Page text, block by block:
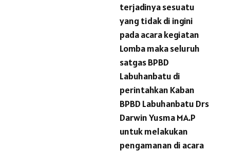
terjadinya sesuatu
yang tidak di ingini
pada acara kegiatan
Lomba maka seluruh
satgas BPBD
Labuhanbatu di
perintahkan Kaban
BPBD Labuhanbatu Drs
Darwin Yusma MA.P
untuk melakukan
pengamanan di acara